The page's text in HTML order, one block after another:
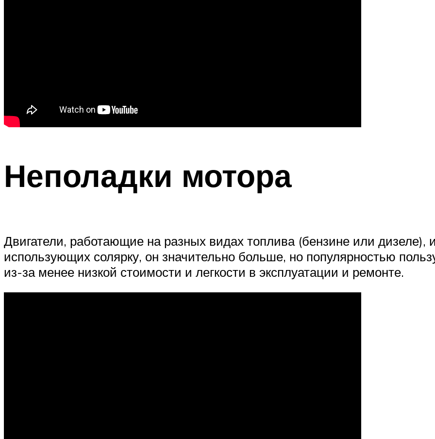
Неполадки мотора
Двигатели, работающие на разных видах топлива (бензине или
использующих солярку, он значительно больше, но популярностью
из-за менее низкой стоимости и легкости в эксплуатации и ремонте.